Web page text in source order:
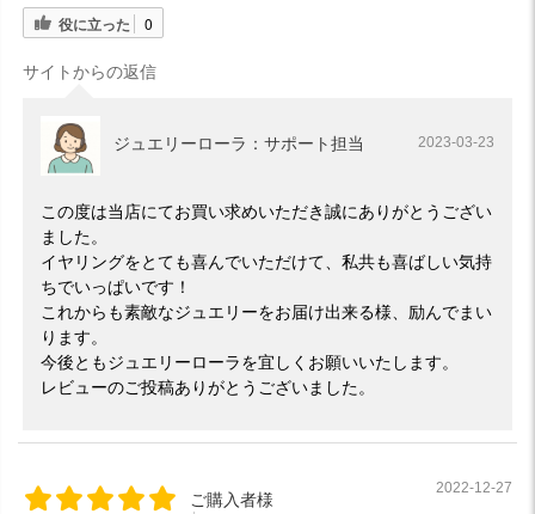
役に立った 0
サイトからの返信
ジュエリーローラ：サポート担当 2023-03-23
この度は当店にてお買い求めいただき誠にありがとうござい
ました。
イヤリングをとても喜んでいただけて、私共も喜ばしい気持
ちでいっぱいです！
これからも素敵なジュエリーをお届け出来る様、励んでまい
ります。
今後ともジュエリーローラを宜しくお願いいたします。
レビューのご投稿ありがとうございました。
ご購入者様
2022-12-27